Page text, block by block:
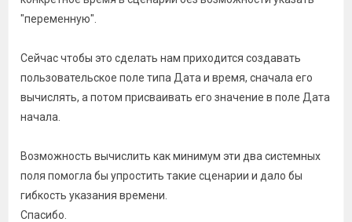
"переменную".
Сейчас чтобы это сделать нам приходится создавать
пользовательское поле типа Дата и время, сначала его
вычислять, а потом присваивать его значение в поле Дата
начала.
Возможность вычислить как минимум эти два системных
поля помогла бы упростить такие сценарии и дало бы
гибкость указания времени.
Спасибо.